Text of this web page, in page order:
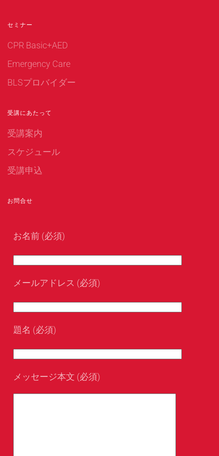
セミナー
CPR Basic+AED
Emergency Care
BLSプロバイダー
受講にあたって
受講案内
スケジュール
受講申込
お問合せ
お名前 (必須)
メールアドレス (必須)
題名 (必須)
メッセージ本文 (必須)